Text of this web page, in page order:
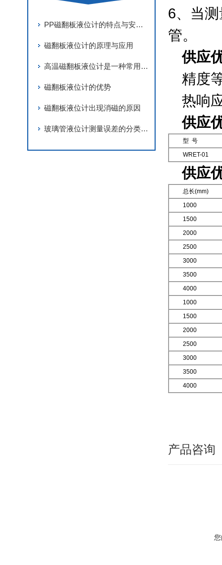
PP磁翻板液位计的特点与安装方法
磁翻板液位计的原理与应用
高温磁翻板液位计是一种常用于测量高温介质液位的仪器
磁翻板液位计的优势
磁翻板液位计出现消磁的原因
玻璃管液位计测量误差的分类有分为哪几种
6、当
管。
供应
精度
热响
供应
型 号
WRET-01
供应
总长(mm)
1000
1500
2000
2500
3000
3500
4000
1000
1500
2000
2500
3000
3500
4000
产品咨询